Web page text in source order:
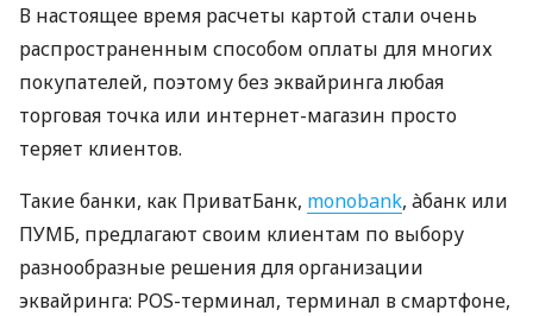
В настоящее время расчеты картой стали очень
распространенным способом оплаты для многих
покупателей, поэтому без эквайринга любая
торговая точка или интернет-магазин просто
теряет клиентов.
Такие банки, как ПриватБанк, monobank, àбанк или
ПУМБ, предлагают своим клиентам по выбору
разнообразные решения для организации
эквайринга: POS-терминал, терминал в смартфоне,